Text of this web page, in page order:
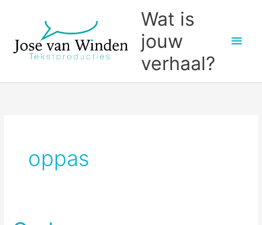
inhoud
Wat is
jouw
verhaal?
oppas